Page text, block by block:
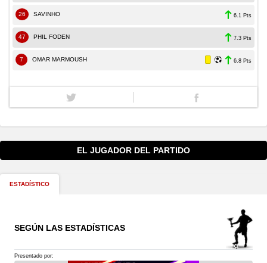
26 SAVINHO 6.1 Pts
47 PHIL FODEN 7.3 Pts
7 OMAR MARMOUSH 6.8 Pts
EL JUGADOR DEL PARTIDO
ESTADÍSTICO
SEGÚN LAS ESTADÍSTICAS
Presentado por: